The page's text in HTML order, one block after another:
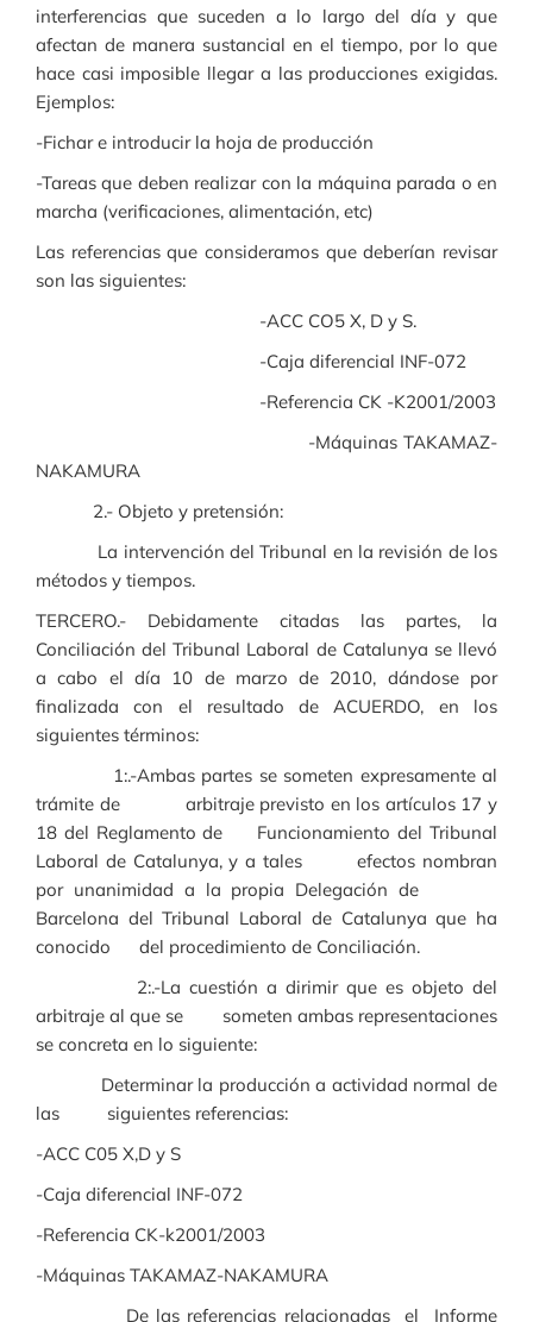
interferencias que suceden a lo largo del día y que
afectan de manera sustancial en el tiempo, por lo que
hace casi imposible llegar a las producciones exigidas.
Ejemplos:
-Fichar e introducir la hoja de producción
-Tareas que deben realizar con la máquina parada o en
marcha (verificaciones, alimentación, etc)
Las referencias que consideramos que deberían revisar
son las siguientes:
-ACC CO5 X, D y S.
-Caja diferencial INF-072
-Referencia CK -K2001/2003
-Máquinas TAKAMAZ-
NAKAMURA
2.- Objeto y pretensión:
La intervención del Tribunal en la revisión de los
métodos y tiempos.
TERCERO.- Debidamente citadas las partes, la
Conciliación del Tribunal Laboral de Catalunya se llevó
a cabo el día 10 de marzo de 2010, dándose por
finalizada con el resultado de ACUERDO, en los
siguientes términos:
1:.-Ambas partes se someten expresamente al
trámite de arbitraje previsto en los artículos 17 y
18 del Reglamento de Funcionamiento del Tribunal
Laboral de Catalunya, y a tales efectos nombran
por unanimidad a la propia Delegación de
Barcelona del Tribunal Laboral de Catalunya que ha
conocido del procedimiento de Conciliación.
2:.-La cuestión a dirimir que es objeto del
arbitraje al que se someten ambas representaciones
se concreta en lo siguiente:
Determinar la producción a actividad normal de
las siguientes referencias:
-ACC C05 X,D y S
-Caja diferencial INF-072
-Referencia CK-k2001/2003
-Máquinas TAKAMAZ-NAKAMURA
De las referencias relacionadas el Informe